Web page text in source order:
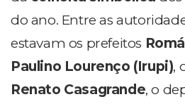
do ano. Entre as
estavam os prefeitos
Paulino Lourenço (Irupi),
Renato Casagrande, o